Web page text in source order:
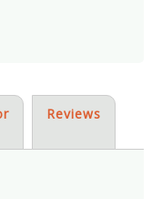
Reviews